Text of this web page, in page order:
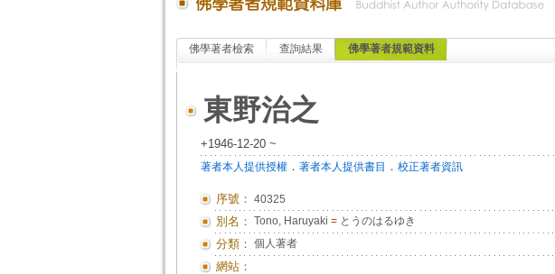
佛學著者檢索 查詢結果 佛學著者規範資料
東野治之
+1946-12-20 ~
著者本人提供授權． 著者本人提供書目 ． 校正著者資訊
序號： 40325
別名： Tono, Haruyaki =とうのはるゆき
分類： 個人著者
網站：